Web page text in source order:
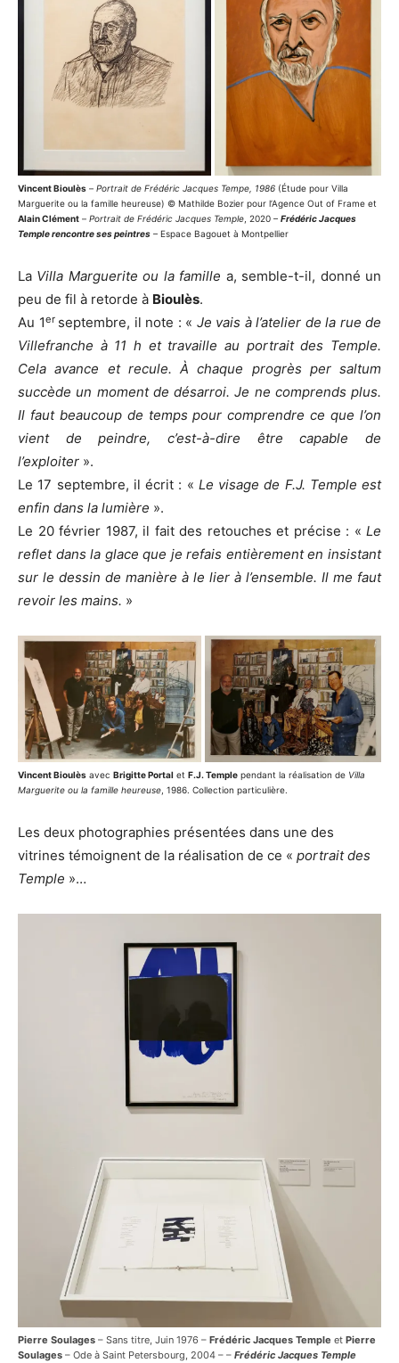
Vincent Bioulès – Portrait de Frédéric Jacques Tempe, 1986 (Étude pour Villa
Marguerite ou la famille heureuse) © Mathilde Bozier pour l’Agence Out of Frame et
Alain Clément – Portrait de Frédéric Jacques Temple , 2020 – Frédéric Jacques
Temple rencontre ses peintres – Espace Bagouet à Montpellier
La Villa Marguerite ou la famille a, semble-t-il, donné un
peu de fil à retorde à Bioulès.
Au 1er septembre, il note : « Je vais à l’atelier de la rue de
Villefranche à 11 h et travaille au portrait des Temple.
Cela avance et recule. À chaque progrès per saltum
succède un moment de désarroi. Je ne comprends plus.
Il faut beaucoup de temps pour comprendre ce que l’on
vient de peindre, c’est-à-dire être capable de
l’exploiter ».
Le 17 septembre, il écrit : « Le visage de F.J. Temple est
enfin dans la lumière ».
Le 20 février 1987, il fait des retouches et précise : « Le
reflet dans la glace que je refais entièrement en insistant
sur le dessin de manière à le lier à l’ensemble. Il me faut
revoir les mains. »
Vincent Bioulès avec Brigitte Portal et F.J. Temple pendant la réalisation de Villa
Marguerite ou la famille heureuse , 1986. Collection particulière.
Les deux photographies présentées dans une des
vitrines témoignent de la réalisation de ce « portrait des
Temple »…
Pierre Soulages – Sans titre, Juin 1976 – Frédéric Jacques Temple et Pierre
Soulages – Ode à Saint Petersbourg, 2004 – – Frédéric Jacques Temple